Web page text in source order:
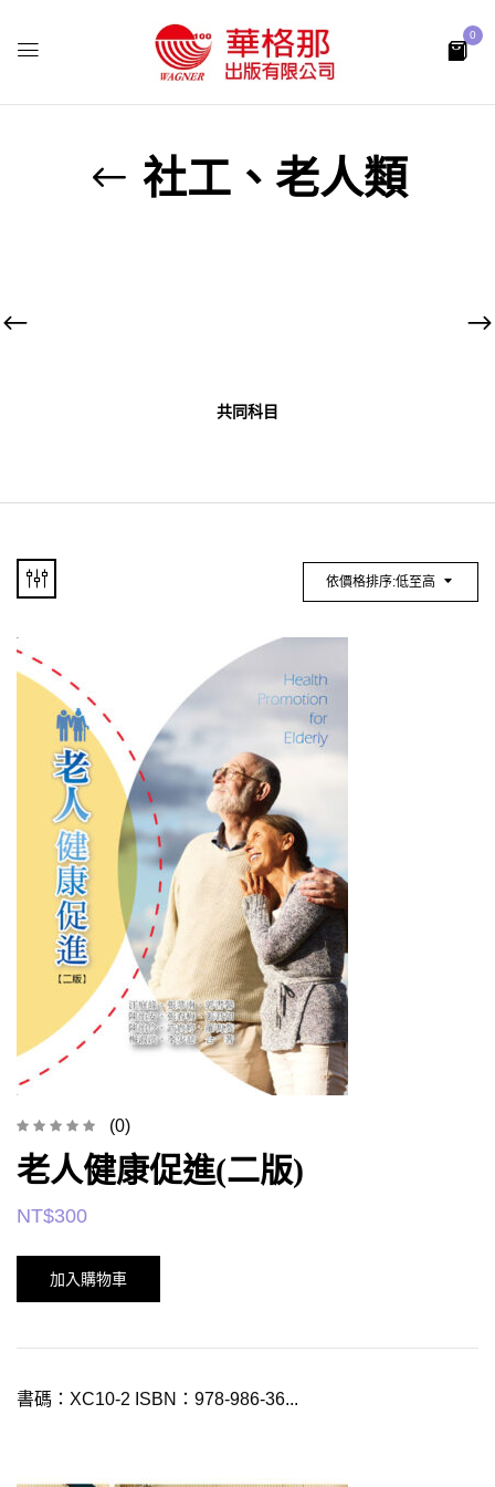
0
社工、老人類
共同科目
依價格排序:低至高
(0)
老人健康促進(二版)
NT$300
加入購物車
書碼：XC10-2 ISBN：978-986-36...